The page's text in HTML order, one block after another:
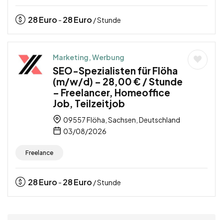
28Euro - 28Euro / Stunde
Marketing, Werbung
SEO-Spezialisten für Flöha
(m/w/d) – 28,00 € / Stunde
– Freelancer, Homeoffice
Job, Teilzeitjob
09557 Flöha, Sachsen, Deutschland
03/08/2026
Freelance
28Euro - 28Euro / Stunde